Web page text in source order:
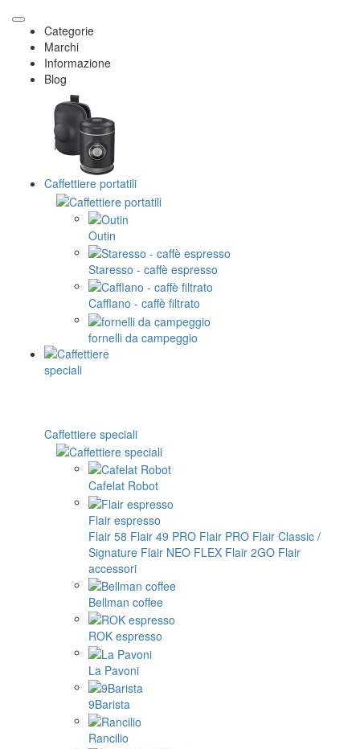
Categorie
Marchi
Informazione
Blog
Caffettiere portatili
Outin
Staresso - caffè espresso
Cafflano - caffè filtrato
fornelli da campeggio
Caffettiere speciali
Cafelat Robot
Flair espresso
Flair 58 Flair 49 PRO Flair PRO Flair Classic /
Signature Flair NEO FLEX Flair 2GO Flair
accessori
Bellman coffee
ROK espresso
La Pavoni
9Barista
Rancilio